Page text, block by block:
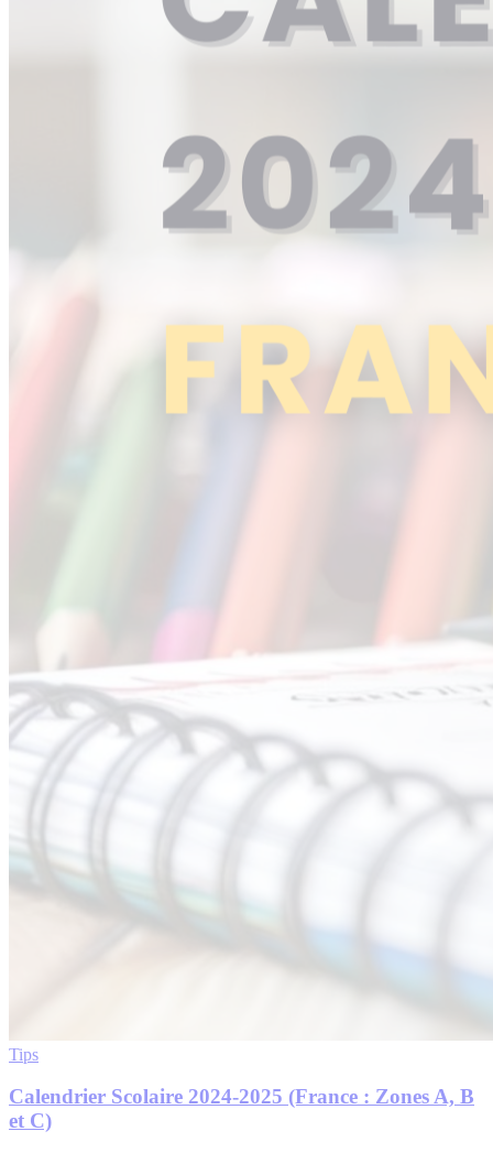
Tips
Calendrier Scolaire 2024-2025 (France : Zones A, B
et C)